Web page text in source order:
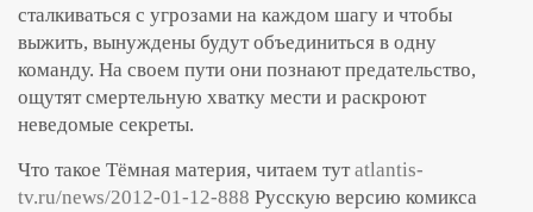
сталкиваться с угрозами на каждом шагу и чтобы
выжить, вынуждены будут объединиться в одну
команду. На своем пути они познают предательство,
ощутят смертельную хватку мести и раскроют
неведомые секреты.
Что такое Тёмная материя, читаем тутatlantis-
tv.ru/news/2012-01-12-888 Русскую версию комикса